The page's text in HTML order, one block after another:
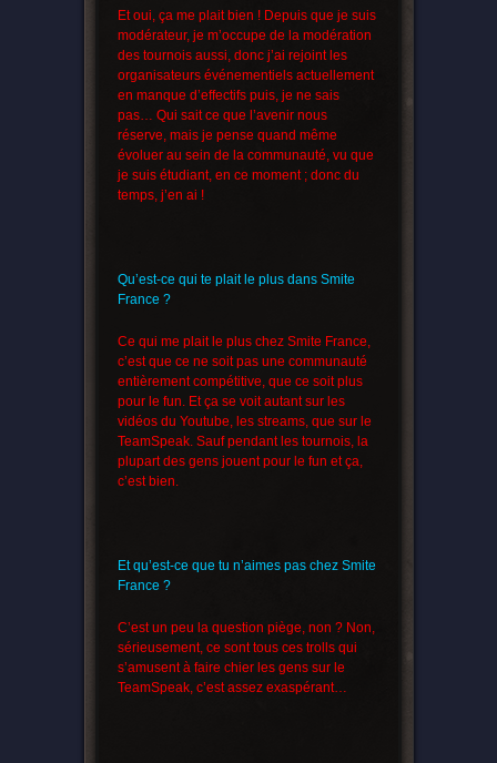
Et oui, ça me plait bien ! Depuis que je suis
modérateur, je m’occupe de la modération
des tournois aussi, donc j’ai rejoint les
organisateurs événementiels actuellement
en manque d’effectifs puis, je ne sais
pas… Qui sait ce que l’avenir nous
réserve, mais je pense quand même
évoluer au sein de la communauté, vu que
je suis étudiant, en ce moment ; donc du
temps, j’en ai !
Qu’est-ce qui te plait le plus dans Smite
France ?
Ce qui me plait le plus chez Smite France,
c’est que ce ne soit pas une communauté
entièrement compétitive, que ce soit plus
pour le fun. Et ça se voit autant sur les
vidéos du Youtube, les streams, que sur le
TeamSpeak. Sauf pendant les tournois, la
plupart des gens jouent pour le fun et ça,
c’est bien.
Et qu’est-ce que tu n’aimes pas chez Smite
France ?
C’est un peu la question piège, non ? Non,
sérieusement, ce sont tous ces trolls qui
s’amusent à faire chier les gens sur le
TeamSpeak, c’est assez exaspérant…